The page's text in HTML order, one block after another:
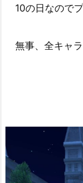
10の日なので
無事、全キャラ